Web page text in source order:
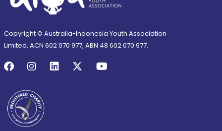
Copyright © Australia-Indonesia Youth Association
Limited, ACN 602 070 977, ABN 48 602 070 977.